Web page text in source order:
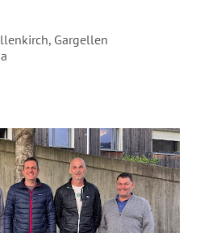
Gargellen